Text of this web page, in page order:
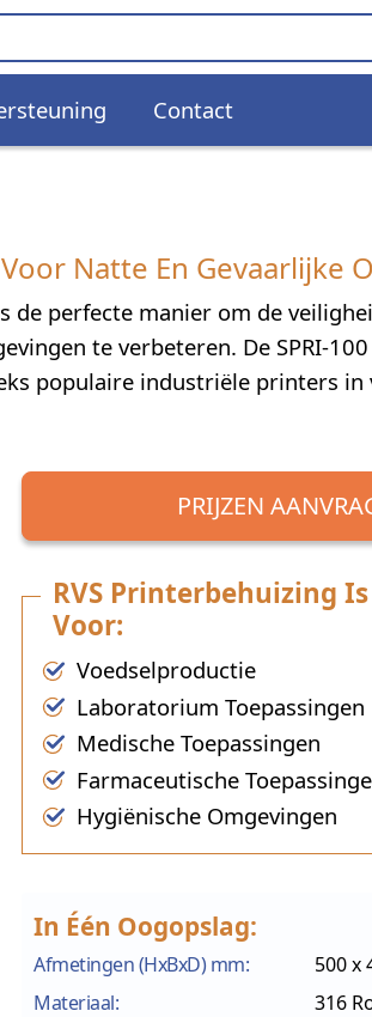
Contact
Natte En Gevaarlijke
de perfecte manier om de
te verbeteren. De SPRI-100
populaire industriële printers
PRIJZEN
RVS Printerbehuizing
Voor:
Voedselproductie
Laboratorium Toepassingen
Medische Toepassingen
Farmaceutische
Hygiënische Omgevingen
In Één Oogopslag:
Afmetingen (HxBxD) mm:
500 x
Materiaal:
316